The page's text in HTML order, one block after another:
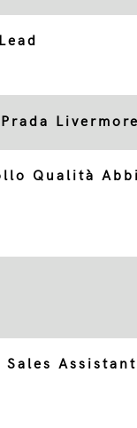
Qualità
Assistant